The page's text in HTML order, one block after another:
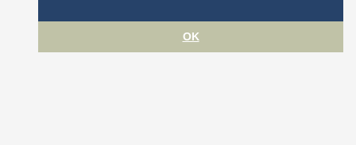
OK